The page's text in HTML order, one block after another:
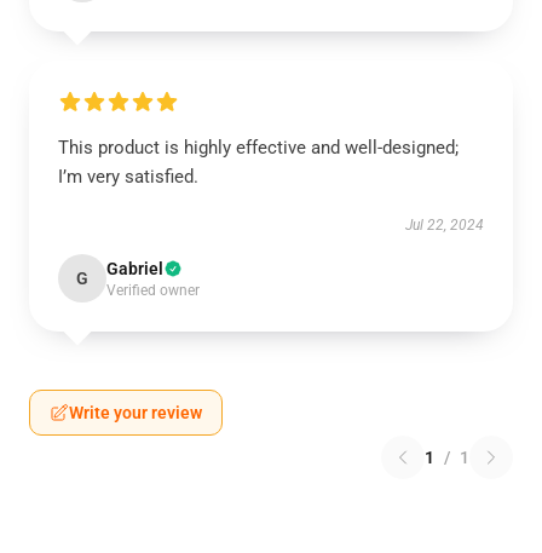
This product is highly effective and well-designed;
I’m very satisfied.
Jul 22, 2024
G Gabriel
Verified owner
Write your review
1 / 1